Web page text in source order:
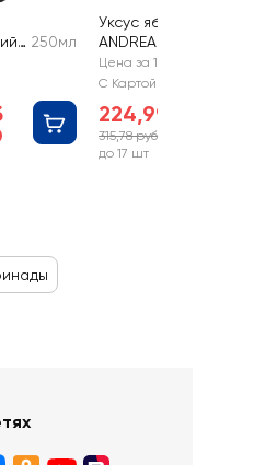
250мл
Уксус яблочный
ANDREA MILANO
Цена за 1 шт
С Картой №1
224,99 руб
315,78 руб
до 17 шт